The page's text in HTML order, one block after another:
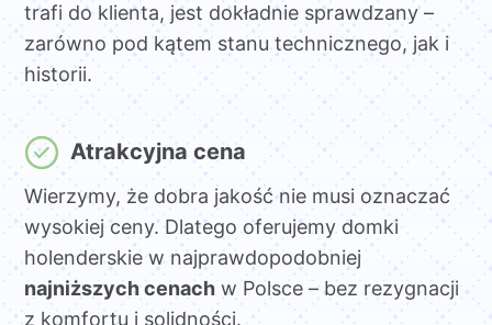
trafi do klienta, jest dokładnie sprawdzany –
zarówno pod kątem stanu technicznego, jak i
historii.
Atrakcyjna cena
Wierzymy, że dobra jakość nie musi oznaczać
wysokiej ceny. Dlatego oferujemy domki
holenderskie w najprawdopodobniej
najniższych cenachw Polsce – bez rezygnacji
z komfortu i solidności.